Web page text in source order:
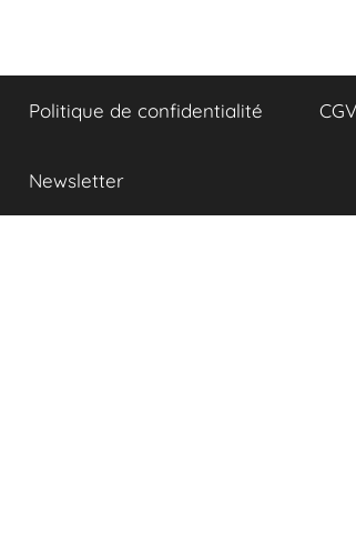
contenu
Réflexions
et
Gourmandises
Politique de confidentialité CGV
Newsletter